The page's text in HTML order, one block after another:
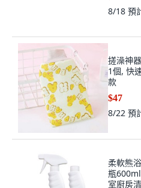
8/18 預
搓澡神
1個, 快速
款
$47
8/22 預
柔軟熊
瓶
室廚房